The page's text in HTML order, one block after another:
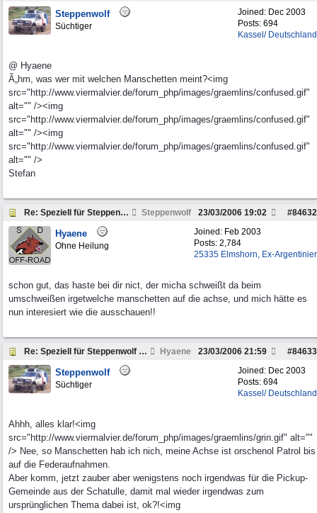
Joined: Dec 2003
Posts: 694
Kassel/ Deutschland
Steppenwolf
Süchtiger
@ Hyaene
Ã„hm, was wer mit welchen Manschetten meint?<img
src="http://www.viermalvier.de/forum_php/images/graemlins/confused.gif"
alt="" /><img
src="http://www.viermalvier.de/forum_php/images/graemlins/confused.gif"
alt="" /><img
src="http://www.viermalvier.de/forum_php/images/graemlins/confused.gif"
alt="" />
Stefan
Re: Speziell für Steppenwolf und andere Pickup Fre Steppenwolf #84632
23/03/2006 19:02
Joined: Feb 2003
Posts: 2,784
25335 Elmshorn, Ex-Argentinier
Hyaene
Ohne Heilung
schon gut, das haste bei dir nict, der micha schweißt da beim
umschweißen irgetwelche manschetten auf die achse, und mich hätte es
nun interesiert wie die ausschauen!!
Re: Speziell für Steppenwolf und andere Pickup Fre Hyaene #84633
23/03/2006 21:59
Joined: Dec 2003
Posts: 694
Kassel/ Deutschland
Steppenwolf
Süchtiger
Ahhh, alles klar!<img
src="http://www.viermalvier.de/forum_php/images/graemlins/grin.gif" alt=""
/> Nee, so Manschetten hab ich nich, meine Achse ist orschenol Patrol bis
auf die Federaufnahmen.
Aber komm, jetzt zauber aber wenigstens noch irgendwas für die Pickup-
Gemeinde aus der Schatulle, damit mal wieder irgendwas zum
ursprünglichen Thema dabei ist, ok?!<img